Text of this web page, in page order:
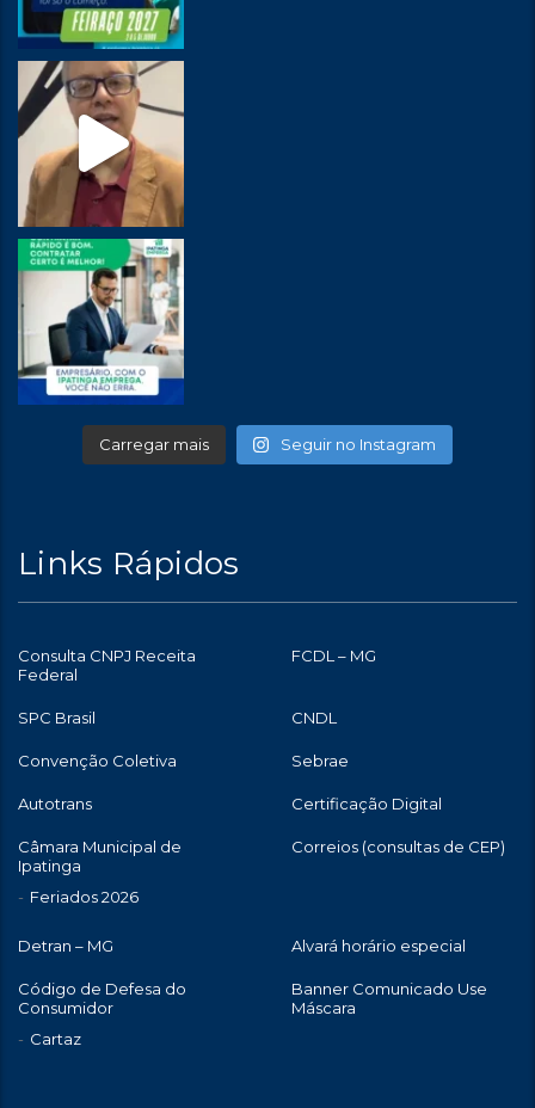
Carregar mais Seguir no Instagram
Links Rápidos
Consulta CNPJ Receita
Federal
FCDL – MG
SPC Brasil CNDL
Convenção Coletiva Sebrae
Autotrans Certificação Digital
Câmara Municipal de
Ipatinga
Feriados 2026
Correios (consultas de CEP)
Detran – MG Alvará horário especial
Código de Defesa do
Consumidor
Cartaz
Banner Comunicado Use
Máscara